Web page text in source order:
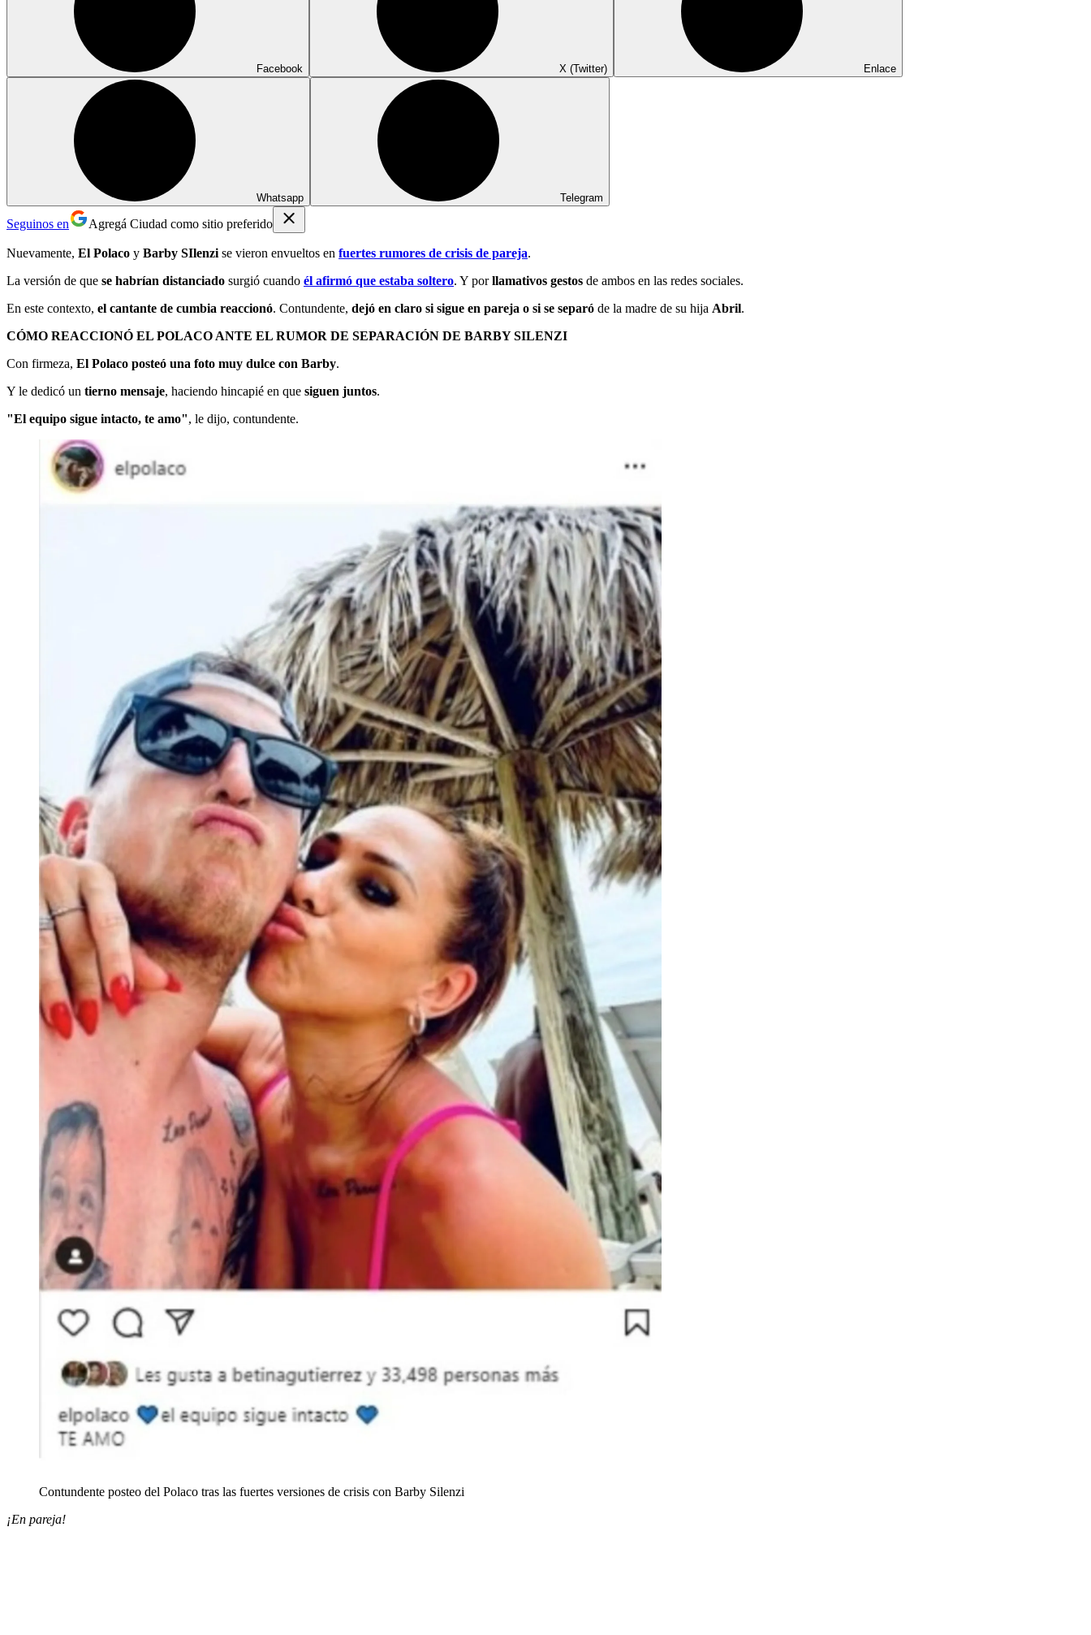
Facebook X (Twitter) Enlace
Whatsapp Telegram
Seguinos en Agregá Ciudad como sitio preferido
Nuevamente, El Polaco y Barby SIlenzi se vieron envueltos en fuertes rumores de crisis de pareja.
La versión de que se habrían distanciado surgió cuando él afirmó que estaba soltero. Y porllamativos gestos de ambos en las redes sociales.
En este contexto, el cantante de cumbia reaccionó. Contundente, dejó en claro si sigue en pareja o si se separó de la madre de su hija Abril.
CÓMO REACCIONÓ EL POLACO ANTE EL RUMOR DE SEPARACIÓN DE BARBY SILENZI
Con firmeza, El Polaco posteó una foto muy dulce con Barby.
Y le dedicó un tierno mensaje, haciendo hincapié en que siguen juntos.
"El equipo sigue intacto, te amo", le dijo, contundente.
Contundente posteo del Polaco tras las fuertes versiones de crisis con Barby Silenzi
¡En pareja!